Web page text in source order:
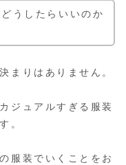
うしたらいいのか
まりはありません。
ジュアルすぎる服装
。
服装でいくことをお